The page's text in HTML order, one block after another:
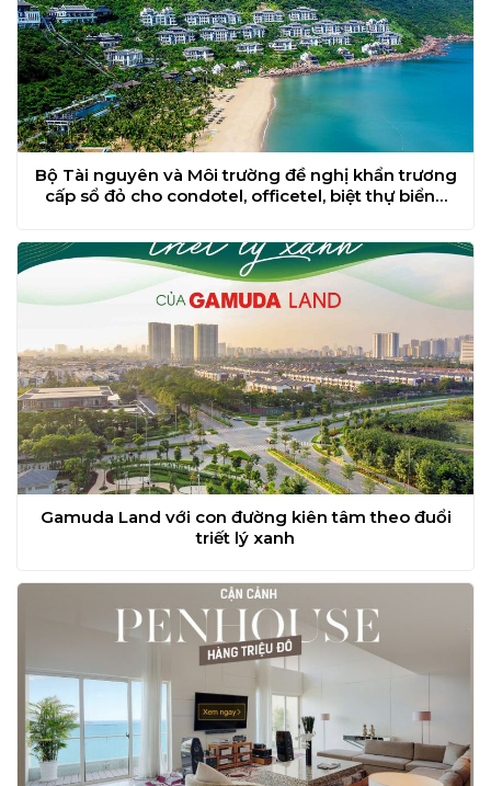
Bộ Tài nguyên và Môi trường đề nghị khẩn trương
cấp sổ đỏ cho condotel, officetel, biệt thự biển…
Gamuda Land với con đường kiên tâm theo đuổi
triết lý xanh